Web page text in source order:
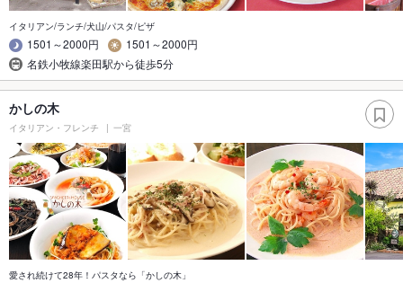
イタリアン/ランチ/犬山/パスタ/ピザ
1501～2000円
1501～2000円
名鉄小牧線楽田駅から徒歩5分
かしの木
イタリアン・フレンチ 一宮
愛され続けて28年！パスタなら「かしの木」